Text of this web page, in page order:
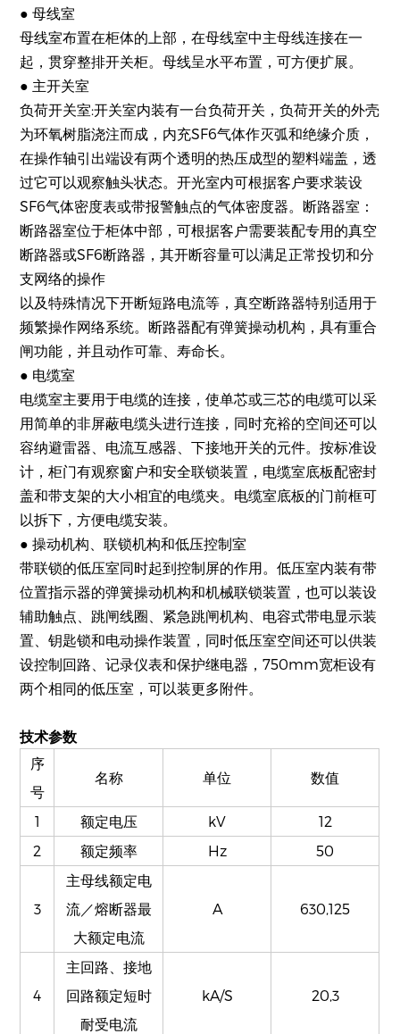
● 母线室
母线室布置在柜体的上部，在母线室中主母线连接在一
起，贯穿整排开关柜。母线呈水平布置，可方便扩展。
● 主开关室
负荷开关室:开关室内装有一台负荷开关，负荷开关的外壳
为环氧树脂浇注而成，内充SF6气体作灭弧和绝缘介质，
在操作轴引出端设有两个透明的热压成型的塑料端盖，透
过它可以观察触头状态。开光室内可根据客户要求装设
SF6气体密度表或带报警触点的气体密度器。断路器室：
断路器室位于柜体中部，可根据客户需要装配专用的真空
断路器或SF6断路器，其开断容量可以满足正常投切和分
支网络的操作
以及特殊情况下开断短路电流等，真空断路器特别适用于
频繁操作网络系统。断路器配有弹簧操动机构，具有重合
闸功能，并且动作可靠、寿命长。
● 电缆室
电缆室主要用于电缆的连接，使单芯或三芯的电缆可以采
用简单的非屏蔽电缆头进行连接，同时充裕的空间还可以
容纳避雷器、电流互感器、下接地开关的元件。按标准设
计，柜门有观察窗户和安全联锁装置，电缆室底板配密封
盖和带支架的大小相宜的电缆夹。电缆室底板的门前框可
以拆下，方便电缆安装。
● 操动机构、联锁机构和低压控制室
带联锁的低压室同时起到控制屏的作用。低压室内装有带
位置指示器的弹簧操动机构和机械联锁装置，也可以装设
辅助触点、跳闸线圈、紧急跳闸机构、电容式带电显示装
置、钥匙锁和电动操作装置，同时低压室空间还可以供装
设控制回路、记录仪表和保护继电器，750mm宽柜设有
两个相同的低压室，可以装更多附件。
技术参数
序
号
名称 单位 数值
1 额定电压 kV
12
2
额定频率 Hz 50
3
主母线额定电
流／熔断器最
大额定电流
A 630,125
4
主回路、接地
回路额定短时
耐受电流
kA/S 20,3